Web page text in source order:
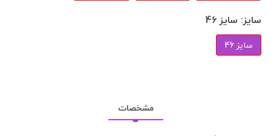
سایز: سایز 46
سایز 46
مشخصات